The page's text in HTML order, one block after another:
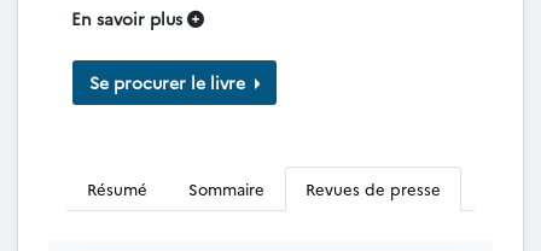
En savoir plus
Se procurer le livre
Résumé Sommaire Revues de presse